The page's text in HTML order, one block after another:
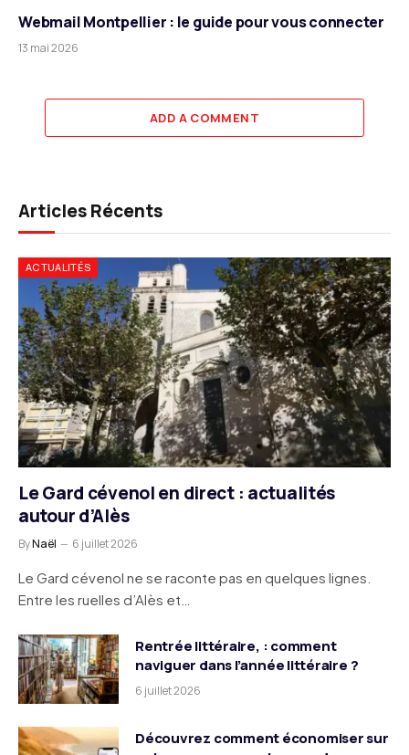
Webmail Montpellier : le guide pour vous connecter
13 mai 2026
ADD A COMMENT
Articles Récents
ACTUALITÉS
Le Gard cévenol en direct : actualités
autour d’Alès
ByNaël 6 juillet 2026
Le Gard cévenol ne se raconte pas en quelques lignes.
Entre les ruelles d’Alès et…
Rentrée littéraire, : comment
naviguer dans l’année littéraire ?
6 juillet 2026
Découvrez comment économiser sur